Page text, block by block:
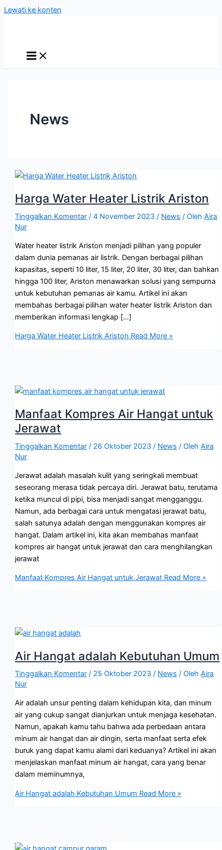
Lewati ke konten
News
Harga Water Heater Listrik Ariston
Tinggalkan Komentar /4 November 2023/ News / OlehAira
Nur
Water heater listrik Ariston menjadi pilihan yang populer
dalam dunia pemanas air listrik. Dengan berbagai pilihan
kapasitas, seperti 10 liter, 15 liter, 20 liter, 30 liter, dan bahkan
hingga 100 liter, Ariston menawarkan solusi yang sempurna
untuk kebutuhan pemanas air kamu. Artikel ini akan
membahas berbagai pilihan water heater listrik Ariston dan
memberikan informasi lengkap […]
Harga Water Heater Listrik Ariston Read More »
Manfaat Kompres Air Hangat untuk
Jerawat
Tinggalkan Komentar / 26 Oktober 2023/ News / OlehAira
Nur
Jerawat adalah masalah kulit yang seringkali membuat
seseorang merasa tidak percaya diri. Jerawat batu, terutama
ketika muncul di pipi, bisa menjadi sangat mengganggu.
Namun, ada berbagai cara untuk mengatasi jerawat batu,
salah satunya adalah dengan menggunakan kompres air
hangat. Dalam artikel ini, kita akan membahas manfaat
kompres air hangat untuk jerawat dan cara menghilangkan
jerawat
Manfaat Kompres Air Hangat untuk Jerawat Read More »
Air Hangat adalah Kebutuhan Umum
Tinggalkan Komentar / 25 Oktober 2023/ News / OlehAira
Nur
Air adalah unsur penting dalam kehidupan kita, dan minum
air yang cukup sangat dianjurkan untuk menjaga kesehatan.
Namun, apakah kamu tahu bahwa ada perbedaan antara
minum air hangat dan air dingin, serta manfaat serta efek
buruk yang dapat kamu alami dari keduanya? Artikel ini akan
menjelaskan manfaat minum air hangat, cara yang benar
dalam meminumnya,
Air Hangat adalah Kebutuhan Umum Read More »